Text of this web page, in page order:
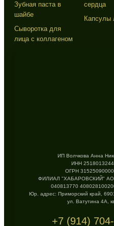
Зубная паста в
шайбе
Сыворотка для
лица с коллагеном
сердца
Капсулы
ИП Волчкова Анна
ИНН
ОГРН
ФИЛИАЛ "ХАБАРОВСКИЙ"
040813770
Юр. адрес: Приморский край,
ул. Ватутина 4А,
+7 (914)